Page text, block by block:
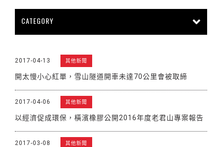
CATEGORY
販促活動
2017-04-13 其他新聞
開太慢小心紅單，雪山隧道開車未達70公里會被取締
2017-04-06 其他新聞
以經濟促成環保，橫濱橡膠公開2016年度老君山專案報告
2017-03-08 其他新聞